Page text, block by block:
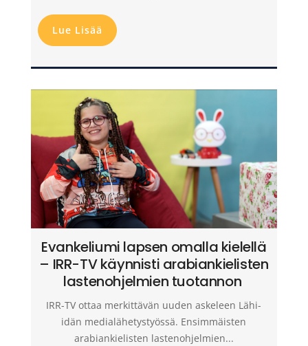
Lue Lisää
Evankeliumi lapsen omalla kielellä
– IRR-TV käynnisti arabiankielisten
lastenohjelmien tuotannon
IRR-TV ottaa merkittävän uuden askeleen Lähi-
idän medialähetystyössä. Ensimmäisten
arabiankielisten lastenohjelmien...